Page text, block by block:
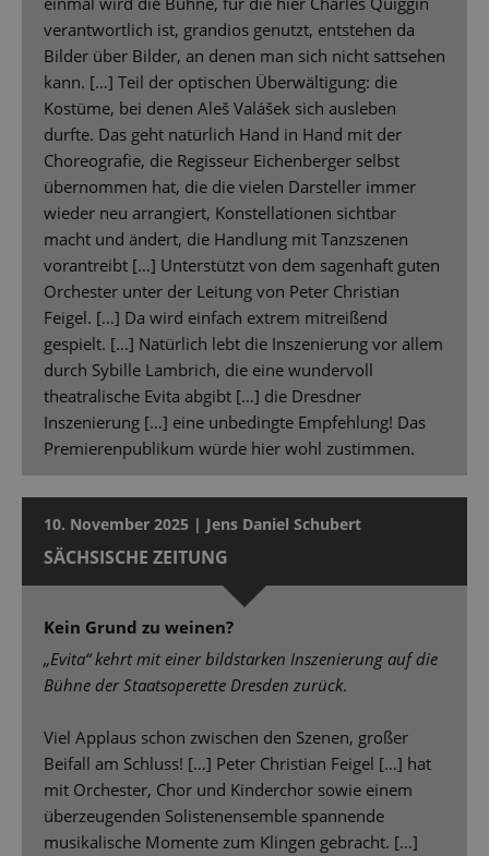
verantwortlich ist, grandios genutzt, entstehen da
Bilder über Bilder, an denen man sich nicht sattsehen
kann. […] Teil der optischen Überwältigung: die
Kostüme, bei denen Aleš Valášek sich ausleben
durfte. Das geht natürlich Hand in Hand mit der
Choreografie, die Regisseur Eichenberger selbst
übernommen hat, die die vielen Darsteller immer
wieder neu arrangiert, Konstellationen sichtbar
macht und ändert, die Handlung mit Tanzszenen
vorantreibt […] Unterstützt von dem sagenhaft guten
Orchester unter der Leitung von Peter Christian
Feigel. […] Da wird einfach extrem mitreißend
gespielt. […] Natürlich lebt die Inszenierung vor allem
durch Sybille Lambrich, die eine wundervoll
theatralische Evita abgibt […] die Dresdner
Inszenierung […] eine unbedingte Empfehlung! Das
Premierenpublikum würde hier wohl zustimmen.
10. November 2025 | Jens Daniel Schubert
SÄCHSISCHE ZEITUNG
Kein Grund zu weinen?
„Evita“ kehrt mit einer bildstarken Inszenierung auf die
Bühne der Staatsoperette Dresden zurück.
Viel Applaus schon zwischen den Szenen, großer
Beifall am Schluss! […] Peter Christian Feigel […] hat
mit Orchester, Chor und Kinderchor sowie einem
überzeugenden Solistenensemble spannende
musikalische Momente zum Klingen gebracht. […]